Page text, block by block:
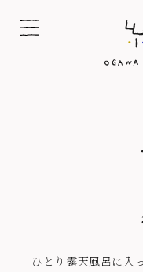
ひとり露天風呂に入